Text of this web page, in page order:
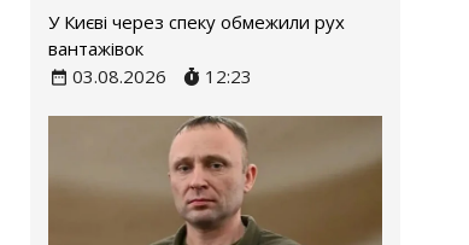
У Києві через спеку обмежили рух
вантажівок
03.08.2026
12:23